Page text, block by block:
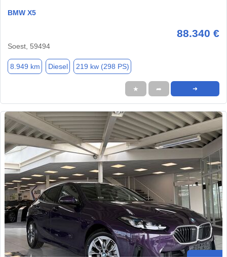
BMW X5
88.340 €
Soest, 59494
8.949 km Diesel 219 kw (298 PS)
★ ➦ ➜